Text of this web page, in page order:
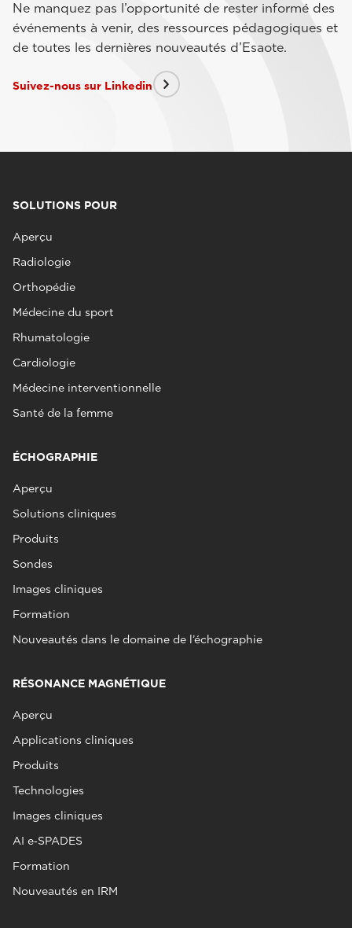
Ne manquez pas l’opportunité de rester informé des
événements à venir, des ressources pédagogiques et
de toutes les dernières nouveautés d’Esaote.
Suivez-nous sur Linkedin
SOLUTIONS POUR
Aperçu
Radiologie
Orthopédie
Médecine du sport
Rhumatologie
Cardiologie
Médecine interventionnelle
Santé de la femme
ÉCHOGRAPHIE
Aperçu
Solutions cliniques
Produits
Sondes
Images cliniques
Formation
Nouveautés dans le domaine de l’échographie
RÉSONANCE MAGNÉTIQUE
Aperçu
Applications cliniques
Produits
Technologies
Images cliniques
AI e‑SPADES
Formation
Nouveautés en IRM